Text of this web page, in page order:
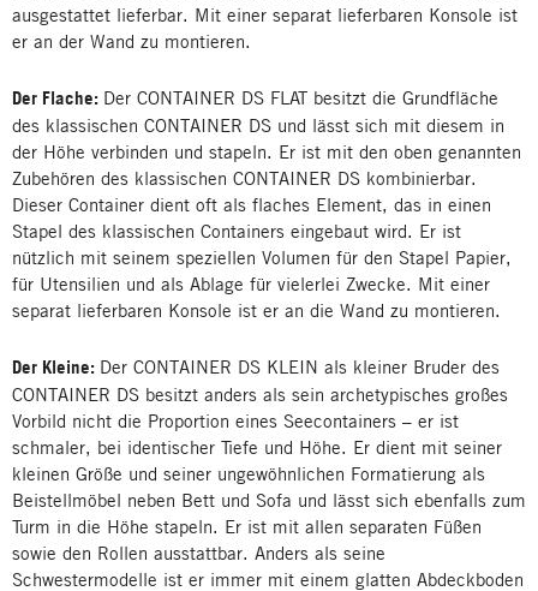
ausgestattet lieferbar. Mit einer separat lieferbaren Konsole ist
er an der Wand zu montieren.
Der Flache: Der CONTAINER DS FLAT besitzt die Grundfläche
des klassischen CONTAINER DS und lässt sich mit diesem in
der Höhe verbinden und stapeln. Er ist mit den oben genannten
Zubehören des klassischen CONTAINER DS kombinierbar.
Dieser Container dient oft als flaches Element, das in einen
Stapel des klassischen Containers eingebaut wird. Er ist
nützlich mit seinem speziellen Volumen für den Stapel Papier,
für Utensilien und als Ablage für vielerlei Zwecke. Mit einer
separat lieferbaren Konsole ist er an die Wand zu montieren.
Der Kleine: Der CONTAINER DS KLEIN als kleiner Bruder des
CONTAINER DS besitzt anders als sein archetypisches großes
Vorbild nicht die Proportion eines Seecontainers – er ist
schmaler, bei identischer Tiefe und Höhe. Er dient mit seiner
kleinen Größe und seiner ungewöhnlichen Formatierung als
Beistellmöbel neben Bett und Sofa und lässt sich ebenfalls zum
Turm in die Höhe stapeln. Er ist mit allen separaten Füßen
sowie den Rollen ausstattbar. Anders als seine
Schwestermodelle ist er immer mit einem glatten Abdeckboden